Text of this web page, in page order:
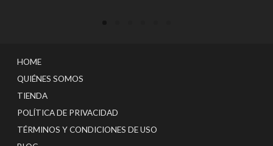
HOME
QUIÉNES SOMOS
TIENDA
POLÍTICA DE PRIVACIDAD
TÉRMINOS Y CONDICIONES DE USO